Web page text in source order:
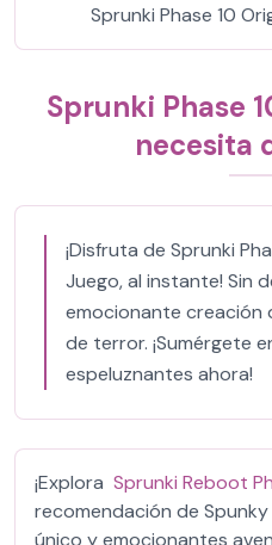
Sprunki Phase 10
Sprunki Phase
necesita
¡Disfruta de Sprunki
Juego, al instante! Sin
emocionante creación
de terror. ¡Sumérgete
espeluznantes ahora!
¡Explora Sprunki Reboot
recomendación de
único y emocionantes